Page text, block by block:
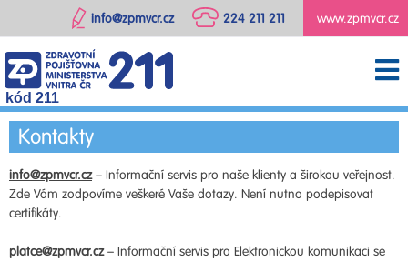
www.zpmvcr.cz
224 211 211
info@zpmvcr.cz
kód 211
Kontakty
info@zpmvcr.cz– Informační servis pro naše klienty a širokou veřejnost.
Zde Vám zodpovíme veškeré Vaše dotazy. Není nutno podepisovat
certifikáty.
platce@zpmvcr.cz– Informační servis pro Elektronickou komunikaci se